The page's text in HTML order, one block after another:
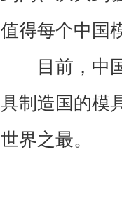
值得每个中国
目前，中国
具制造国的模
世界之最